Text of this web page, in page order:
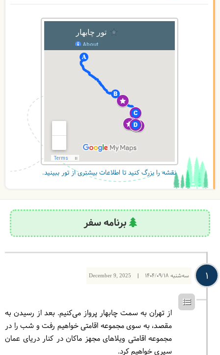
نقشه را بزرگ کنید تا اطلاعات بیشتری از تور ببینید.
برنامه سفر
1 سه‌شنبه December 9, 2025 | 1404/09/18
از تهران به سمت چابهار پرواز می‌کنیم. بعد از رسیدن به
مقصد، به سوی مجموعه اقامتی خواهیم رفت و شب را در
مجموعه اقامتی ویلاهای مجهز ماکان در کنار دریای عمان
سپری خواهیم کرد.